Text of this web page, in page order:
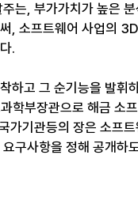
는, 부가가치가 높은
, 소프트웨어 사업의
.
하고 그 순기능을 발휘
학부장관으로 해금 소
가기관등의 장은 소프
구사항을 정해 공개하